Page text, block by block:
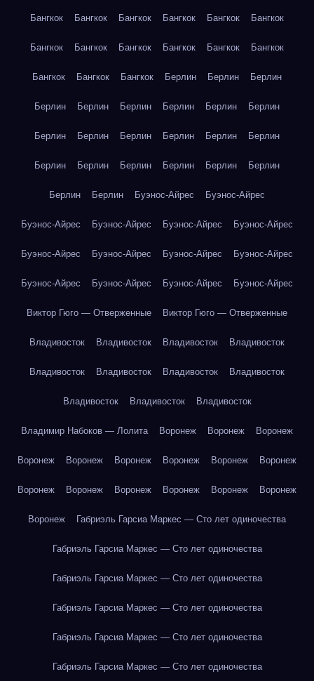
Бангкок Бангкок Бангкок Бангкок Бангкок Бангкок
Бангкок Бангкок Бангкок Бангкок Бангкок Бангкок
Бангкок Бангкок Бангкок Берлин Берлин Берлин
Берлин Берлин Берлин Берлин Берлин Берлин
Берлин Берлин Берлин Берлин Берлин Берлин
Берлин Берлин Берлин Берлин Берлин Берлин
Берлин Берлин Буэнос-Айрес Буэнос-Айрес
Буэнос-Айрес Буэнос-Айрес Буэнос-Айрес Буэнос-Айрес
Буэнос-Айрес Буэнос-Айрес Буэнос-Айрес Буэнос-Айрес
Буэнос-Айрес Буэнос-Айрес Буэнос-Айрес Буэнос-Айрес
Виктор Гюго — Отверженные Виктор Гюго — Отверженные
Владивосток Владивосток Владивосток Владивосток
Владивосток Владивосток Владивосток Владивосток
Владивосток Владивосток Владивосток
Владимир Набоков — Лолита Воронеж Воронеж Воронеж
Воронеж Воронеж Воронеж Воронеж Воронеж Воронеж
Воронеж Воронеж Воронеж Воронеж Воронеж Воронеж
Воронеж Габриэль Гарсиа Маркес — Сто лет одиночества
Габриэль Гарсиа Маркес — Сто лет одиночества
Габриэль Гарсиа Маркес — Сто лет одиночества
Габриэль Гарсиа Маркес — Сто лет одиночества
Габриэль Гарсиа Маркес — Сто лет одиночества
Габриэль Гарсиа Маркес — Сто лет одиночества